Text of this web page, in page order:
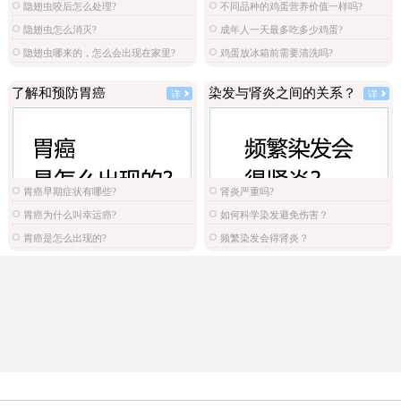
隐翅虫咬后怎么处理?
隐翅虫怎么消灭?
隐翅虫哪来的，怎么会出现在家里?
不同品种的鸡蛋营养价值一样吗?
成年人一天最多吃多少鸡蛋?
鸡蛋放冰箱前需要清洗吗?
了解和预防胃癌 详
胃癌早期症状有哪些?
胃癌为什么叫幸运癌?
胃癌是怎么出现的?
染发与肾炎之间的关系？ 详
肾炎严重吗?
如何科学染发避免伤害？
频繁染发会得肾炎？